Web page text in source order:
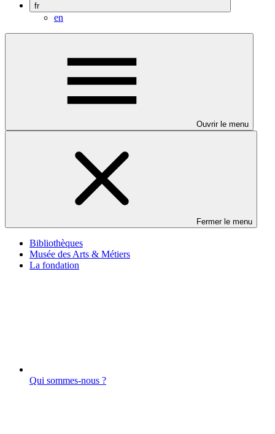
fr
en
Ouvrir le menu
Fermer le menu
Bibliothèques
Musée des Arts & Métiers
La fondation
Qui sommes-nous ?